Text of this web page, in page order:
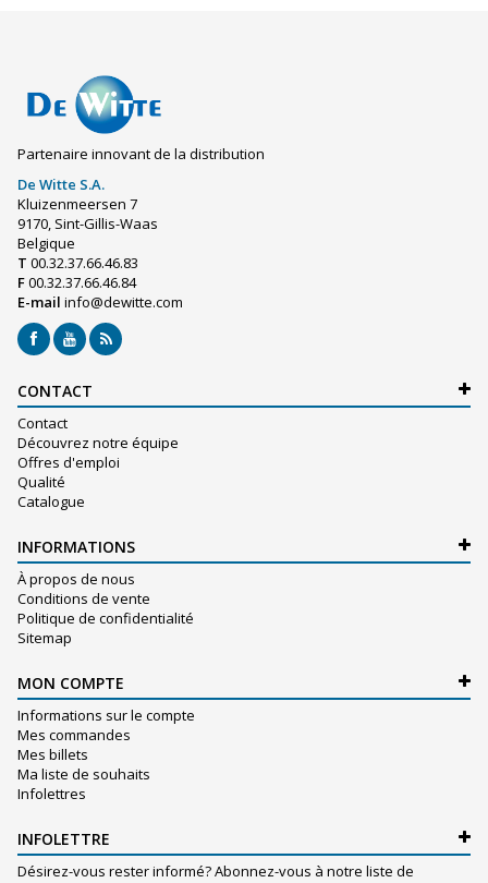
Partenaire innovant de la distribution
De Witte S.A.
Kluizenmeersen 7
9170, Sint-Gillis-Waas
Belgique
T 00.32.37.66.46.83
F00.32.37.66.46.84
E-mail info@dewitte.com
CONTACT
Contact
Découvrez notre équipe
Offres d'emploi
Qualité
Catalogue
INFORMATIONS
À propos de nous
Conditions de vente
Politique de confidentialité
Sitemap
MON COMPTE
Informations sur le compte
Mes commandes
Mes billets
Ma liste de souhaits
Infolettres
INFOLETTRE
Désirez-vous rester informé? Abonnez-vous à notre liste de